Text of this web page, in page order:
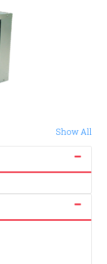
Show All